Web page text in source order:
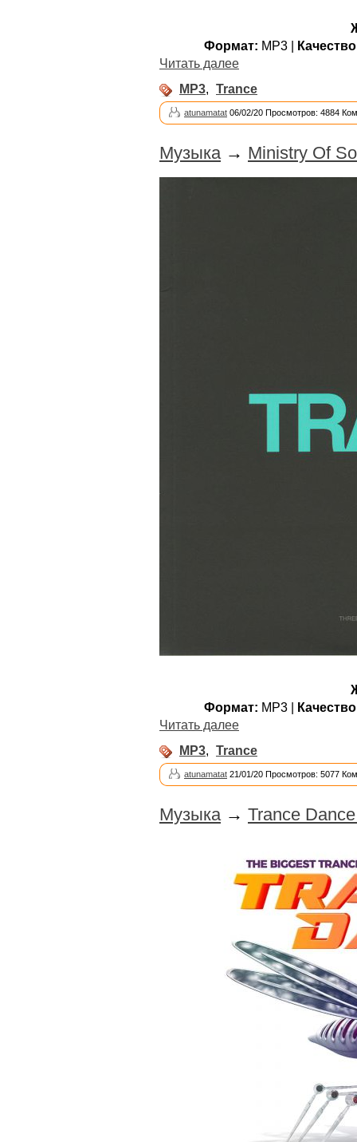
Формат: MP3 |
Читать далее
MP3, Trance
atunamatat 06/02/20 Просмотров: 4884
Музыка → Ministry Of
Формат: MP3 |
Читать далее
MP3, Trance
atunamatat 21/01/20 Просмотров: 5077
Музыка → Trance